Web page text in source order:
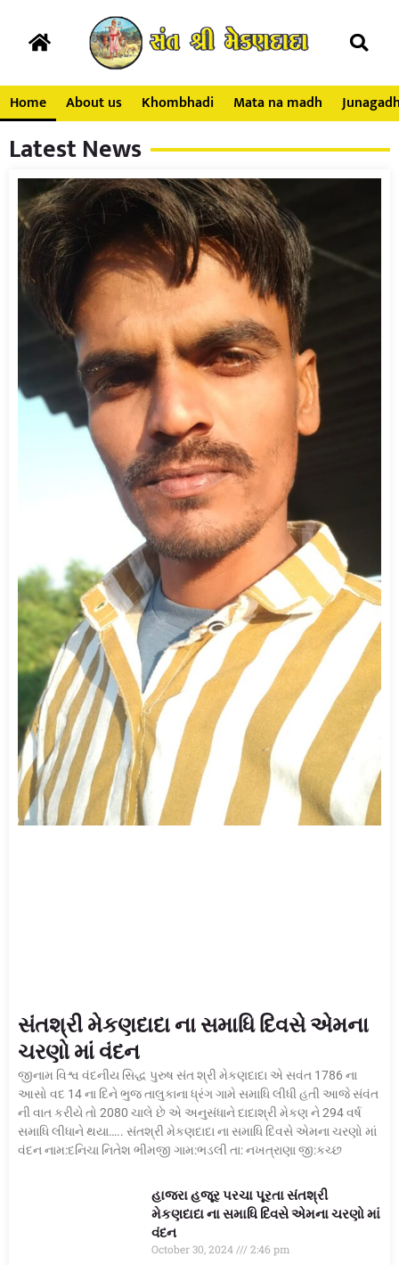
Home About us Khombhadi Mata na madh
Latest News
સંતશ્રી મેકણદાદા ના સમાધિ દિવસે એમના
ચરણો માં વંદન
જીનામ વિશ્વ વંદનીય સિદ્ધ પુરુષ સંત શ્રી મેકણદાદા એ સવંત 1786 ના
આસો વદ 14 ના દિને ભુજ તાલુકાના ધ્રંગ ગામે સમાધિ લીધી હતી આજે સંવંત
ની વાત કરીયે તો 2080 ચાલે છે એ અનુસંધાને દાદાશ્રી મેકણ ને 294 વર્ષ
સમાધિ લીધાને થયા….. સંતશ્રી મેકણદાદા ના સમાધિ દિવસે એમના ચરણો માં
વંદન નામ:દનિચા નિતેશ ભીમજી ગામ:ભડલી તા: નખત્રાણા જી:કચ્છ
હાજરા હજૂર પરચા પૂરતા સંતશ્રી
મેકણદાદા ના સમાધિ દિવસે એમના ચરણો માં
વંદન
October 30, 2024 2:46 pm